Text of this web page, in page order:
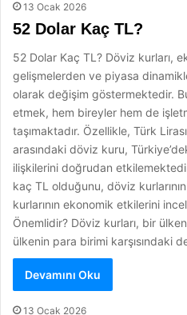
13 Ocak 2026
52 Dolar Kaç TL?
52 Dolar Kaç TL? Döviz kurları,
gelişmelerden ve piyasa
olarak değişim göstermektedir.
etmek, hem bireyler hem de
taşımaktadır. Özellikle, Türk
arasındaki döviz kuru,
ilişkilerini doğrudan
kaç TL olduğunu, döviz
kurlarının ekonomik etkilerini
Önemlidir? Döviz kurları, bir
ülkenin para birimi karşısındaki
Devamını Oku
13 Ocak 2026